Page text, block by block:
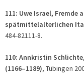
111: Uwe Israel, Fremde
spätmittelalterlichen
484-82111-8.
110: Annkristin
(1166–1189), Tübingen